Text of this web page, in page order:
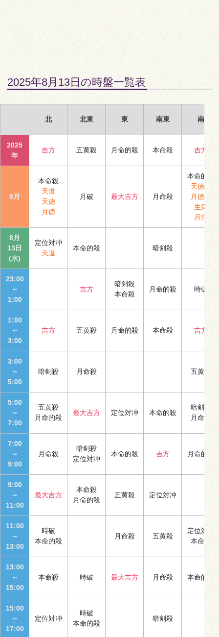
2025年8月13日の時盤一覧表
北 北東 東 南東 南
2025
年
吉方 五黄殺 月命的殺 本命殺 吉方
8月
本命殺
天道
天徳
月徳
月破 最大吉方 月命殺
本命的殺
天徳合
月徳合
生気
月空
8月
13日
(水)
定位対冲
天道
本命的殺 暗剣殺
23:00
～
1:00
吉方
暗剣殺
本命殺
月命的殺 時破
1:00
～
3:00
吉方 五黄殺 月命的殺 本命殺 吉方
3:00
～
5:00
暗剣殺 月命殺 五黄殺
5:00
～
7:00
五黄殺
月命的殺
最大吉方 定位対冲 本命的殺
暗剣殺
月命殺
7:00
～
9:00
月命殺
暗剣殺
定位対冲
本命的殺 吉方 月命的殺
9:00
～
11:00
最大吉方
本命殺
月命的殺
五黄殺 定位対冲
11:00
～
13:00
時破
本命的殺
月命殺 五黄殺
定位対冲
本命殺
13:00
～
15:00
本命殺 時破 最大吉方 月命殺 本命的殺
15:00
～
17:00
定位対冲
時破
本命的殺
暗剣殺